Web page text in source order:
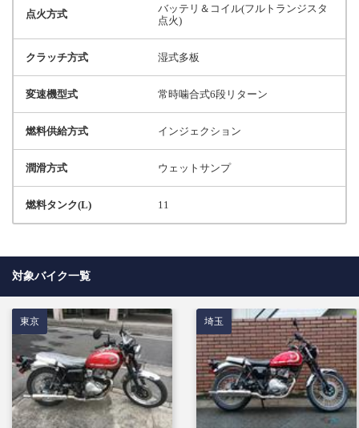
点火方式
バッテリ＆コイル(フルトランジスタ
点火)
クラッチ方式 湿式多板
変速機型式 常時噛合式6段リターン
燃料供給方式 インジェクション
潤滑方式 ウェットサンプ
燃料タンク(L) 11
対象バイク一覧
東京 埼玉